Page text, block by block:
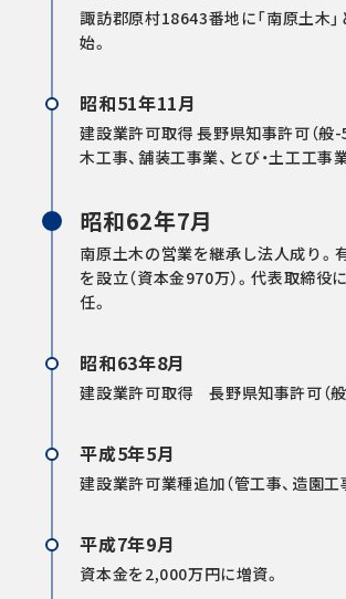
諏訪郡原村18643番地に「南原土木
始。
昭和51年11月
建設業許可取得 長野県知事許可（般-
木工事、舗装工事業、とび・土工工事業
昭和62年7月
南原土木の営業を継承し法人成り。
を設立（資本金970万）。代表取締役
任。
昭和63年8月
建設業許可取得 長野県知事許可（
平成5年5月
建設業許可業種追加（管工事、造園工
平成7年9月
資本金を2,000万円に増資。